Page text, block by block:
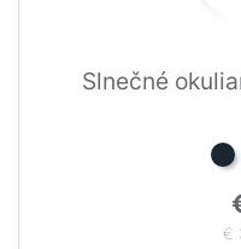
Slnečné
€